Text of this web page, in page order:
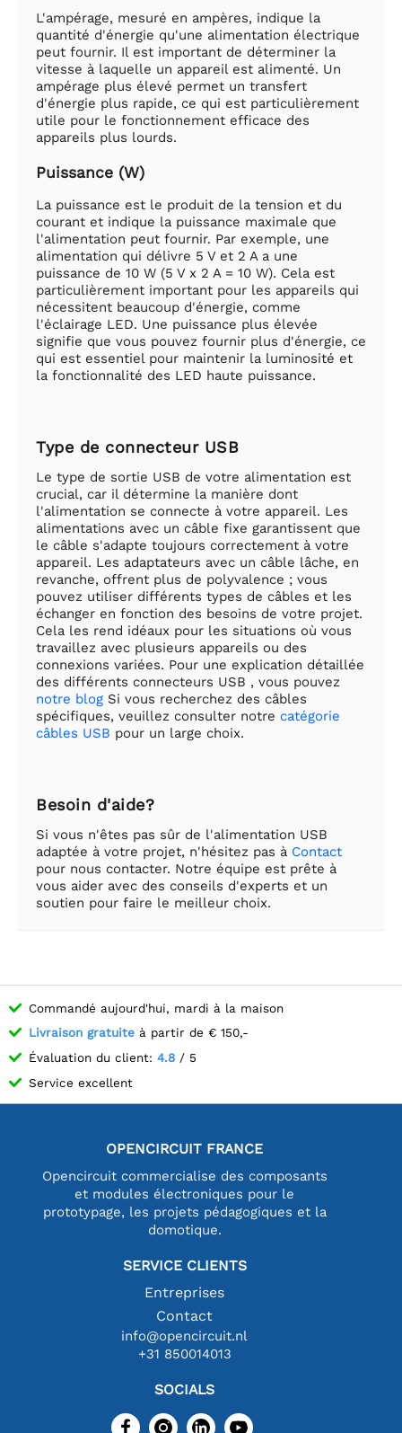
L'ampérage, mesuré en ampères, indique la
quantité d'énergie qu'une alimentation électrique
peut fournir. Il est important de déterminer la
vitesse à laquelle un appareil est alimenté. Un
ampérage plus élevé permet un transfert
d'énergie plus rapide, ce qui est particulièrement
utile pour le fonctionnement efficace des
appareils plus lourds.
Puissance (W)
La puissance est le produit de la tension et du
courant et indique la puissance maximale que
l'alimentation peut fournir. Par exemple, une
alimentation qui délivre 5 V et 2 A a une
puissance de 10 W (5 V x 2 A = 10 W). Cela est
particulièrement important pour les appareils qui
nécessitent beaucoup d'énergie, comme
l'éclairage LED. Une puissance plus élevée
signifie que vous pouvez fournir plus d'énergie, ce
qui est essentiel pour maintenir la luminosité et
la fonctionnalité des LED haute puissance.
Type de connecteur USB
Le type de sortie USB de votre alimentation est
crucial, car il détermine la manière dont
l'alimentation se connecte à votre appareil. Les
alimentations avec un câble fixe garantissent que
le câble s'adapte toujours correctement à votre
appareil. Les adaptateurs avec un câble lâche, en
revanche, offrent plus de polyvalence ; vous
pouvez utiliser différents types de câbles et les
échanger en fonction des besoins de votre projet.
Cela les rend idéaux pour les situations où vous
travaillez avec plusieurs appareils ou des
connexions variées. Pour une explication détaillée
des différents connecteurs USB , vous pouvez
notre blog Si vous recherchez des câbles
spécifiques, veuillez consulter notre catégorie
câbles USB pour un large choix.
Besoin d'aide?
Si vous n'êtes pas sûr de l'alimentation USB
adaptée à votre projet, n'hésitez pas à Contact
pour nous contacter. Notre équipe est prête à
vous aider avec des conseils d'experts et un
soutien pour faire le meilleur choix.
Commandé aujourd'hui, mardi à la maison
Livraison gratuite à partir de € 150,-
Évaluation du client: 4.8 / 5
Service excellent
OPENCIRCUIT FRANCE
Opencircuit commercialise des composants
et modules électroniques pour le
prototypage, les projets pédagogiques et la
domotique.
SERVICE CLIENTS
Entreprises
Contact
info@opencircuit.nl
+31 850014013
SOCIALS